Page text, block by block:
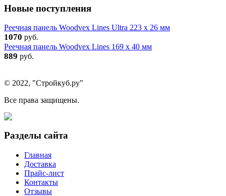
Новые поступления
Реечная панель Woodvex Lines Ultra 223 x 26 мм
1070 руб.
Реечная панель Woodvex Lines 169 x 40 мм
889 руб.
© 2022, "Стройкуб.ру"
Все права защищены.
Разделы сайта
Главная
Доставка
Прайс-лист
Контакты
Отзывы